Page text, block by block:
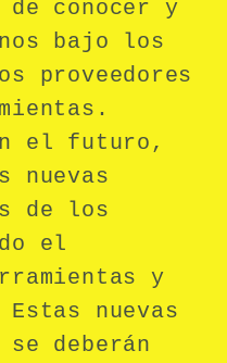
de conocer y
bajo los
proveedores
el futuro,
nuevas
de los
el
y
nuevas
deberán